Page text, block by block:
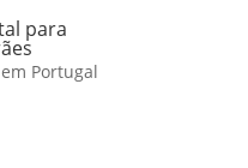
para
Portugal